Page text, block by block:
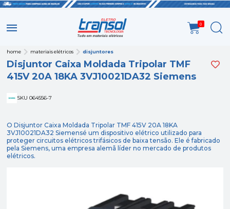
0
home materiais elétricos disjuntores
Disjuntor Caixa Moldada Tripolar TMF
415V 20A 18KA 3VJ10021DA32 Siemens
SKU 064556-7
O Disjuntor Caixa Moldada Tripolar TMF 415V 20A 18KA
3VJ10021DA32 Siemensé um dispositivo elétrico utilizado para
proteger circuitos elétricos trifásicos de baixa tensão. Ele é fabricado
pela Siemens, uma empresa alemã líder no mercado de produtos
elétricos.